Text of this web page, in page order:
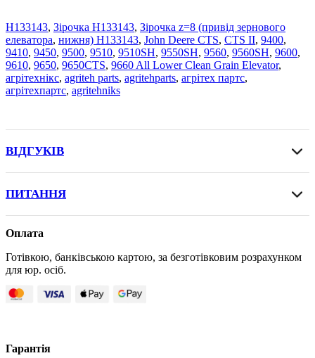
H133143, Зірочка H133143, Зірочка z=8 (привід зернового
елеватора, нижня) H133143, John Deere CTS, CTS II, 9400,
9410, 9450, 9500, 9510, 9510SH, 9550SH, 9560, 9560SH, 9600,
9610, 9650, 9650CTS, 9660 All Lower Clean Grain Elevator,
агрітехнікс, agriteh parts, agritehparts, агрітех партс,
агрітехпартс, agritehniks
ВІДГУКІВ
ПИТАННЯ
Оплата
Готівкою, банківською картою, за безготівковим розрахунком
для юр. осіб.
Гарантія